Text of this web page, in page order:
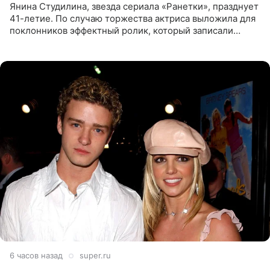
Янина Студилина, звезда сериала «Ранетки», празднует
41-летие. По случаю торжества актриса выложила для
поклонников эффектный ролик, который записали
6 часов назад super.ru